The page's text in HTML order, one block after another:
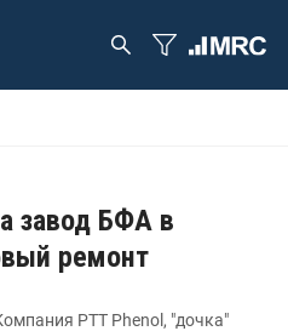
завод БФА в
ремонт
PTT Phenol, "дочка"